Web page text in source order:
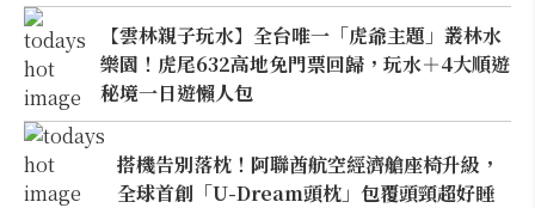
【雲林親子玩水】全台唯一「虎爺主題」叢林水
樂園！虎尾632高地免門票回歸，玩水＋4大順遊
秘境一日遊懶人包
搭機告別落枕！阿聯酋航空經濟艙座椅升級，
全球首創「U-Dream頭枕」包覆頭頸超好睡